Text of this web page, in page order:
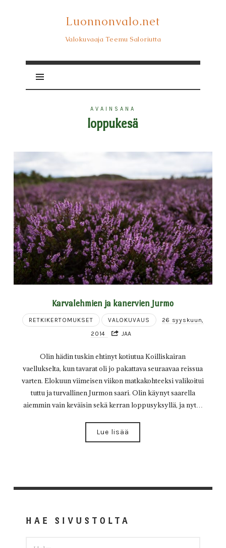
Luonnonvalo.net
Luonnonvalo.net
Valokuvaaja Teemu Saloriutta
AVAINSANA
loppukesä
Karvalehmien ja kanervien Jurmo
RETKIKERTOMUKSET VALOKUVAUS
26 syyskuun,
2014
JAA
Olin hädin tuskin ehtinyt kotiutua Koilliskairan
vaellukselta, kun tavarat oli jo pakattava seuraavaa reissua
varten. Elokuun viimeisen viikon matkakohteeksi valikoitui
tuttu ja turvallinen Jurmon saari. Olin käynyt saarella
aiemmin vain keväisin sekä kerran loppusyksyllä, ja nyt…
Lue lisää
HAE SIVUSTOLTA